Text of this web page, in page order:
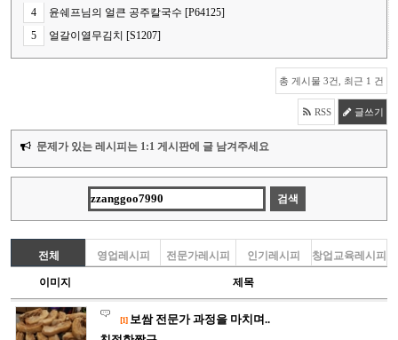
4
윤쉐프님의 얼큰 공주칼국수 [P64125]
5
얼갈이열무김치 [S1207]
총 게시물 3건, 최근 1 건
RSS 글쓰기
문제가 있는 레시피는 1:1 게시판에 글 남겨주세요
전체 영업레시피 전문가레시피 인기레시피 창업교육레시피
이미지 제목
[1] 보쌈 전문가 과정을 마치며..